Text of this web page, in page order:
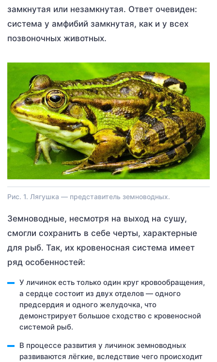
замкнутая или незамкнутая. Ответ очевиден:
система у амфибий замкнутая, как и у всех
позвоночных животных.
Рис. 1. Лягушка — представитель земноводных.
Земноводные, несмотря на выход на сушу,
смогли сохранить в себе черты, характерные
для рыб. Так, их кровеносная система имеет
ряд особенностей:
У личинок есть только один круг кровообращения,
а сердце состоит из двух отделов — одного
предсердия и одного желудочка, что
демонстрирует большое сходство с кровеносной
системой рыб.
В процессе развития у личинок земноводных
развиваются лёгкие, вследствие чего происходит